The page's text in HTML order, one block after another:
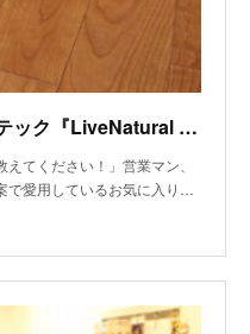
私の推し建材～朝日ウッドテック『LiveNatural Premium』
てください！」営業マン、
で愛用しているお気に入り…